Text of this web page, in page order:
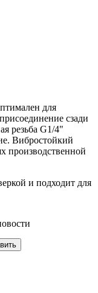
для
сзади
резьба G1/4"
Вибростойкий
производственной
и подходит для